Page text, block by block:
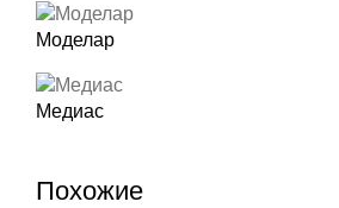
Моделар
Медиас
Похожие